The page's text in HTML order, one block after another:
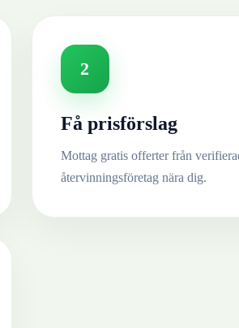
2
Få prisförslag
Mottag gratis offerter från
återvinningsföretag nära dig.